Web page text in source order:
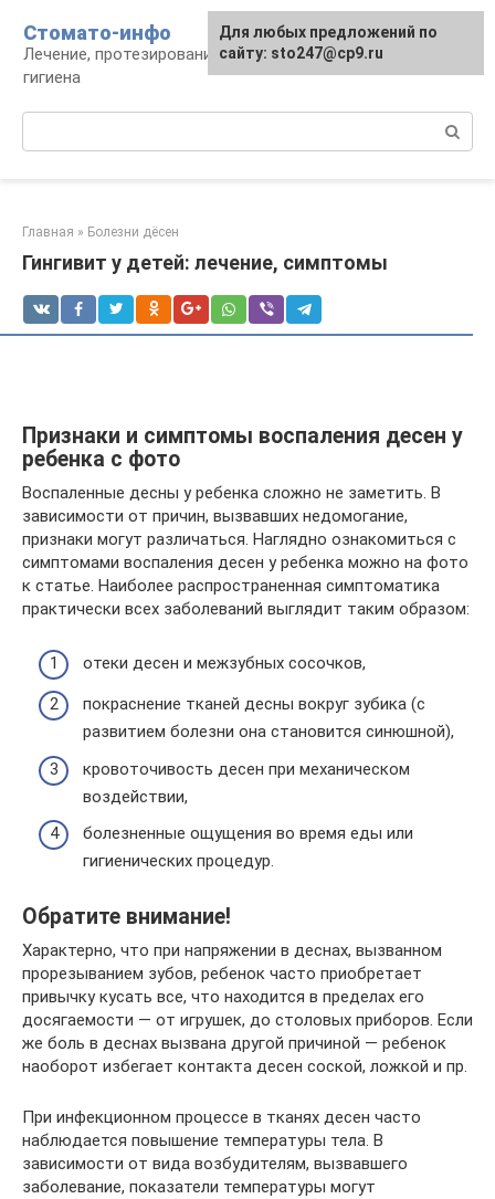
контенту
Стомато-инфо
Лечение, протезирование, ортодонтия,
гигиена
Главная » Болезни дёсен
Гингивит у детей: лечение, симптомы
Признаки и симптомы воспаления десен у
ребенка с фото
Воспаленные десны у ребенка сложно не заметить. В
зависимости от причин, вызвавших недомогание,
признаки могут различаться. Наглядно ознакомиться с
симптомами воспаления десен у ребенка можно на фото
к статье. Наиболее распространенная симптоматика
практически всех заболеваний выглядит таким образом:
отеки десен и межзубных сосочков,
покраснение тканей десны вокруг зубика (с
развитием болезни она становится синюшной),
кровоточивость десен при механическом
воздействии,
болезненные ощущения во время еды или
гигиенических процедур.
Обратите внимание!
Характерно, что при напряжении в деснах, вызванном
прорезыванием зубов, ребенок часто приобретает
привычку кусать все, что находится в пределах его
досягаемости — от игрушек, до столовых приборов. Если
же боль в деснах вызвана другой причиной — ребенок
наоборот избегает контакта десен соской, ложкой и пр.
При инфекционном процессе в тканях десен часто
наблюдается повышение температуры тела. В
зависимости от вида возбудителям, вызвавшего
заболевание, показатели температуры могут
Для любых предложений по
сайту: sto247@cp9.ru